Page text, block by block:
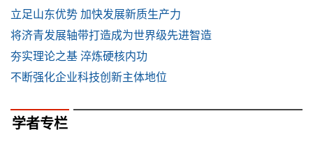
立足山东优势 加快发展新质生产力
将济青发展轴带打造成为世界级先进智造
夯实理论之基 淬炼硬核内功
不断强化企业科技创新主体地位
学者专栏